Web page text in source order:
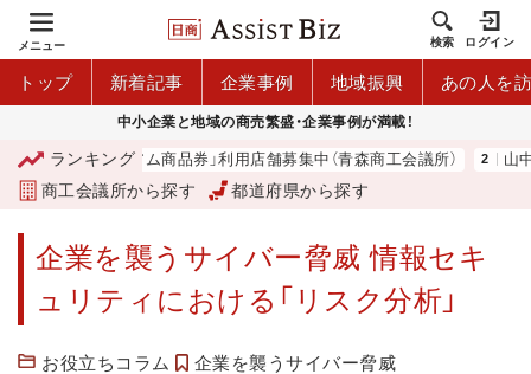
メニュー 検索 ログイン
トップ 新着記事 企業事例 地域振興 あの人を
中小企業と地域の商売繁盛・企業事例が満載！
ランキング
青森市プレミアム商品券」利用店舗募集中（青森商工会議所） 山中伸
商工会議所から探す 都道府県から探す
企業を襲うサイバー脅威 情報セキ
ュリティにおける「リスク分析」
お役立ちコラム
企業を襲うサイバー脅威